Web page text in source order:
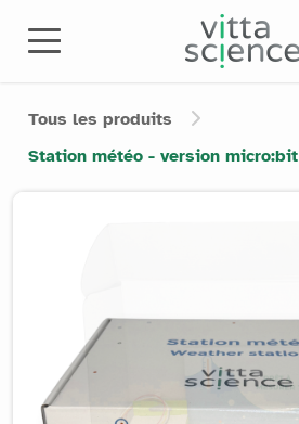
Tous les produits
Station météo - version micro:bit